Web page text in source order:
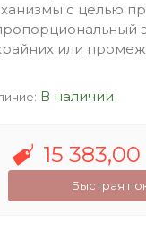
с целью
или
В наличии
15
Быстрая